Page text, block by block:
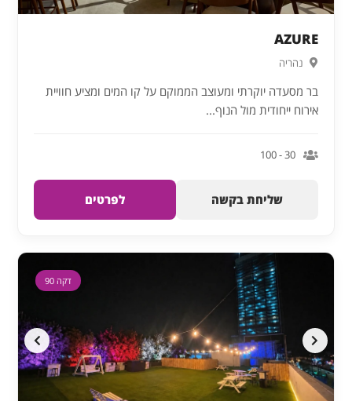
AZURE
נהריה
בר מסעדה יוקרתי ומעוצב הממוקם על קו המים ומציע חוויית
אירוח ייחודית מול הנוף...
30 - 100
שליחת בקשה לפרטים
דקה 90